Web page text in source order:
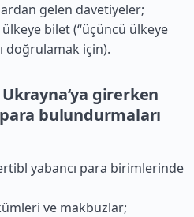
gelen davetiyeler;
bilet (“üçüncü ülkeye
doğrulamak için).
girerken
bulundurmaları
yabancı para birimlerinde
ve makbuzlar;